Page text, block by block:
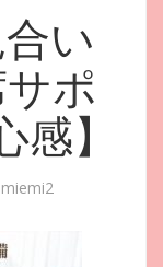
い
ポ
】